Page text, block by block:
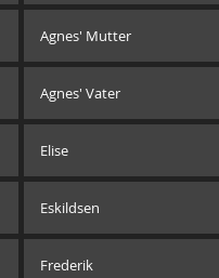
Agnes' Mutter
Agnes' Vater
Elise
Eskildsen
Frederik